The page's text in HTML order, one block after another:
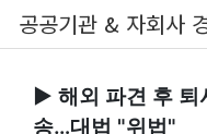
공공기관 & 자회사
▶ 해외 파견 후 퇴
송…대법 "위법"